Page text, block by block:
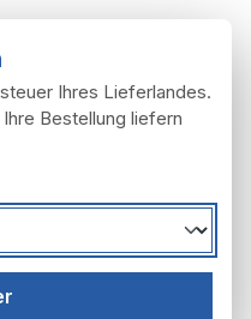
Ihres Lieferlandes.
Bestellung liefern